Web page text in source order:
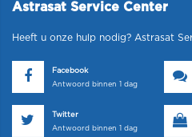
Astrasat Service Center
Heeft u onze hulp nodig? Astrasat
Facebook
Antwoord binnen 1 dag
Twitter
Antwoord binnen 1 dag